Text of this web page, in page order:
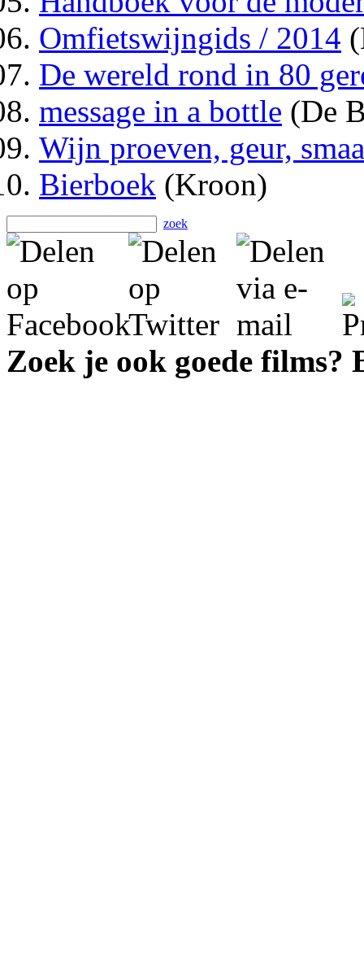
Omfietswijngids / 2014
De wereld rond in 80
message in a bottle (De
Wijn proeven, geur,
Bierboek (Kroon)
zoek
Zoek je ook goede films?